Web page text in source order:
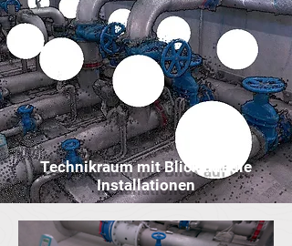
Technikraum mit Blick auf die
Installationen